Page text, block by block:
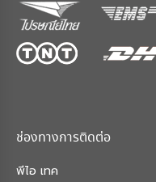
ช่องทางการติดต่อ
พีไอ เทค